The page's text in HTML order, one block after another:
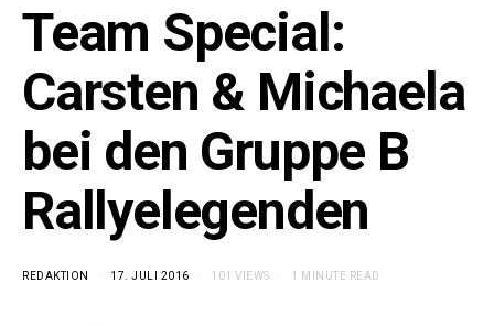
Team Special:
Carsten & Michaela
bei den Gruppe B
Rallyelegenden
REDAKTION 17. JULI 2016 101 VIEWS 1 MINUTE READ